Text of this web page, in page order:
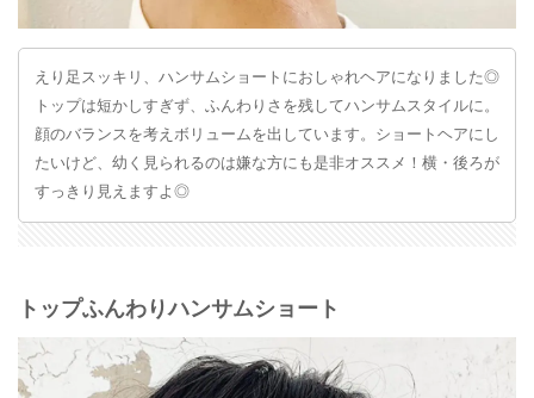
えり足スッキリ‪、ハンサムショートにおしゃれヘアになりました◎
トップは短かしすぎず、ふんわりさを残してハンサムスタイルに。
顔のバランスを考えボリュームを出しています。ショートヘアにし
たいけど、幼く見られるのは嫌な方にも是非オススメ！横・後ろが
すっきり見えますよ◎
トップふんわりハンサムショート